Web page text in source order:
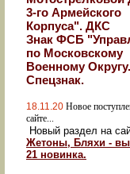
3-го Армейского
Корпуса". ДКС
Знак ФСБ
по Московскому
Военному
Спецзнак.
18.11.20 Новое
сайте...
Новый раздел на
Жетоны, Бляхи -
21 новинка.